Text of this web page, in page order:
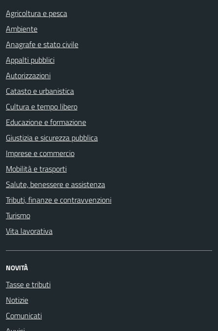
Agricoltura e pesca
Ambiente
Anagrafe e stato civile
Appalti pubblici
Autorizzazioni
Catasto e urbanistica
Cultura e tempo libero
Educazione e formazione
Giustizia e sicurezza pubblica
Imprese e commercio
Mobilità e trasporti
Salute, benessere e assistenza
Tributi, finanze e contravvenzioni
Turismo
Vita lavorativa
NOVITÀ
Tasse e tributi
Notizie
Comunicati